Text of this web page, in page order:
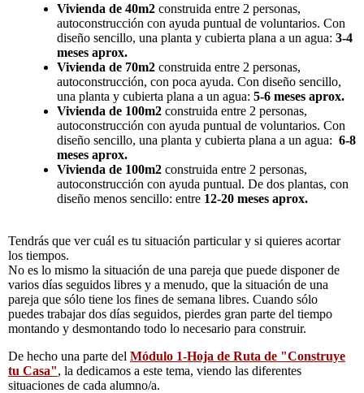
Vivienda de 40m2 construida entre 2 personas,
autoconstrucción con ayuda puntual de voluntarios. Con
diseño sencillo, una planta y cubierta plana a un agua: 3-4
meses aprox.
Vivienda de 70m2 construida entre 2 personas,
autoconstrucción, con poca ayuda. Con diseño sencillo,
una planta y cubierta plana a un agua: 5-6 meses aprox.
Vivienda de 100m2 construida entre 2 personas,
autoconstrucción con ayuda puntual de voluntarios. Con
diseño sencillo, una planta y cubierta plana a un agua: 6-8
meses aprox.
Vivienda de 100m2 construida entre 2 personas,
autoconstrucción con ayuda puntual. De dos plantas, con
diseño menos sencillo: entre 12-20 meses aprox.
Tendrás que ver cuál es tu situación particular y si quieres acortar
los tiempos.
No es lo mismo la situación de una pareja que puede disponer de
varios días seguidos libres y a menudo, que la situación de una
pareja que sólo tiene los fines de semana libres. Cuando sólo
puedes trabajar dos días seguidos, pierdes gran parte del tiempo
montando y desmontando todo lo necesario para construir.
De hecho una parte del Módulo 1-Hoja de Ruta de "Construye
tu Casa", la dedicamos a este tema, viendo las diferentes
situaciones de cada alumno/a.